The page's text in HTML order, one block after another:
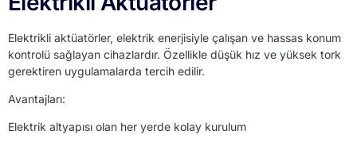
Elektrikli aktüatörler, elektrik enerjisiyle çalışan ve hassas konum
kontrolü sağlayan cihazlardır. Özellikle düşük hız ve yüksek tork
gerektiren uygulamalarda tercih edilir.
Avantajları:
Elektrik altyapısı olan her yerde kolay kurulum